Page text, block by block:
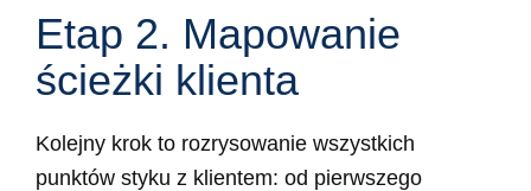
Etap 2. Mapowanie
ścieżki klienta
Kolejny krok to rozrysowanie wszystkich
punktów styku z klientem: od pierwszego